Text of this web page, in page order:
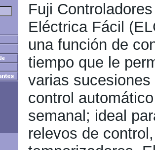
Fuji
Eléctrica Fácil
una función de
tiempo que le
varias
control
semanal; ideal
relevos de control,